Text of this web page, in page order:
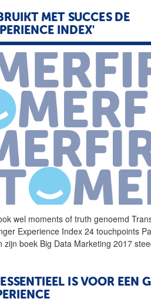
MET SUCCES DE
INDEX'
wel moments of truth genoemd
Experience Index 24 touchpoints
zijn boek Big Data Marketing 2017
IS VOOR EEN